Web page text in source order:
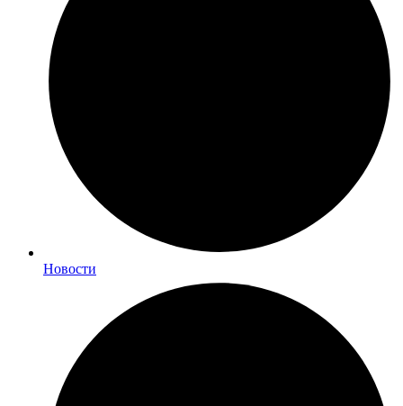
Новости